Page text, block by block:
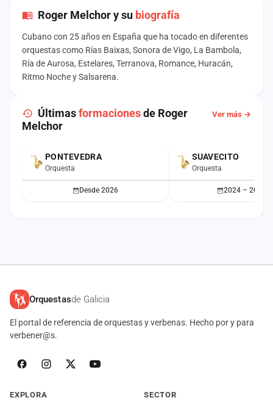
Roger Melchor y su biografía
Cubano con 25 años en España que ha tocado en diferentes
orquestas como Rías Baixas, Sonora de Vigo, La Bambola,
Ría de Aurosa, Estelares, Terranova, Romance, Huracán,
Ritmo Noche y Salsarena.
Últimasformacionesde Roger
Melchor
Ver más →
ACTUALPONTEVEDRA
Orquesta
Desde 2026
SUAVECITO
Orquesta
2024 – 2025
Orquestasde Galicia
El portal de referencia de orquestas y verbenas. Hecho por y para
verbener@s.
EXPLORA SECTOR